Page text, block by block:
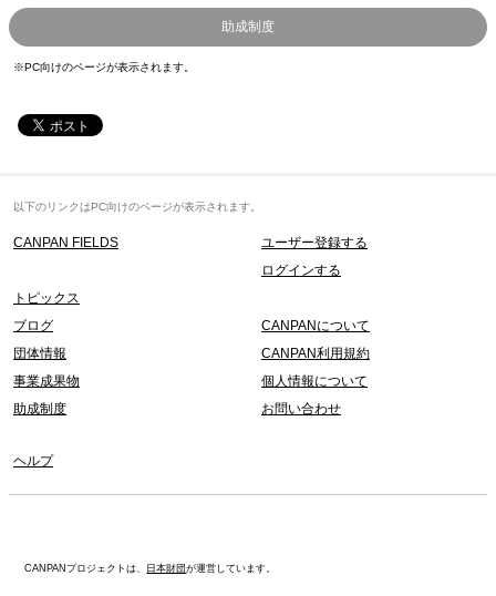
助成制度
※PC向けのページが表示されます。
以下のリンクはPC向けのページが表示されます。
CANPAN FIELDS
ユーザー登録する
ログインする
トピックス
ブログ
団体情報
事業成果物
助成制度
CANPANについて
CANPAN利用規約
個人情報について
お問い合わせ
ヘルプ
CANPANプロジェクトは、 日本財団が運営しています。